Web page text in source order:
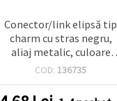
Conector/link elipsă tip
charm cu stras negru,
aliaj metalic, culoare
argintie, 26×10×4 mm,
pentru bijuterii DIY
COD: 136735